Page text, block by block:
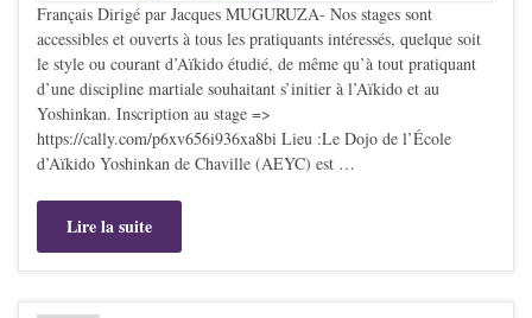
Français Dirigé par Jacques MUGURUZA- Nos stages sont
accessibles et ouverts à tous les pratiquants intéressés, quelque soit
le style ou courant d’Aïkido étudié, de même qu’à tout pratiquant
d’une discipline martiale souhaitant s’initier à l’Aïkido et au
Yoshinkan. Inscription au stage =>
https://cally.com/p6xv656i936xa8bi Lieu :Le Dojo de l’École
d’Aïkido Yoshinkan de Chaville (AEYC) est …
Lire la suite